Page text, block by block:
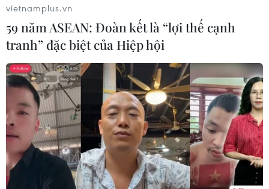
vietnamplus.vn
59 năm ASEAN: Đoàn kết là “lợi thế cạnh
tranh” đặc biệt của Hiệp hội